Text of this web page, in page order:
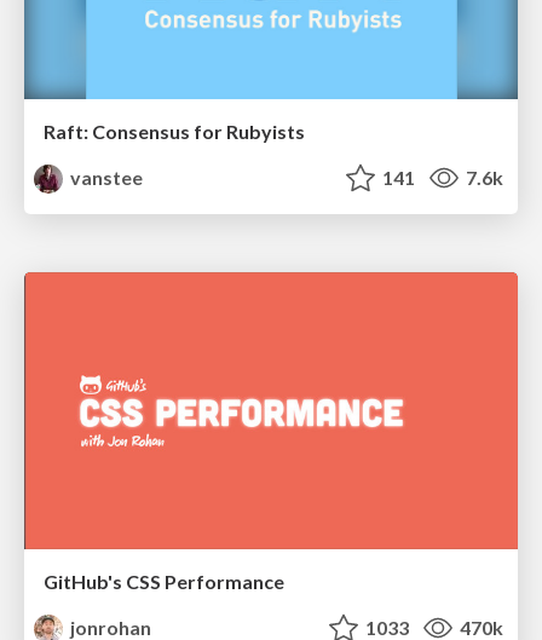
Raft: Consensus for Rubyists
vanstee
141 7.6k
GitHub's CSS Performance
jonrohan
1033 470k